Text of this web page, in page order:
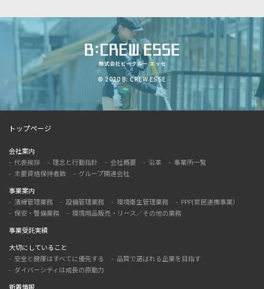
© 2020 B: CREW ESSE
トップページ
会社案内
代表挨拶
理念と行動指針 会社概要 沿革
事業所一覧
主要資格保持者数
グループ関連会社
事業案内
清掃管理業務
設備管理業務 環境衛生管理業務
PPP(官民連携事業）
保安・警備業務
環境用品販売・リース／その他の業務
事業受託実績
大切にしていること
安全と健康はすべてに優先する
品質で選ばれる企業を目指す
ダイバーシティは成長の原動力
新着情報